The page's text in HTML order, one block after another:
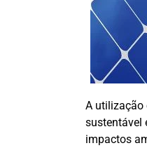
A utilização
sustentável
impactos